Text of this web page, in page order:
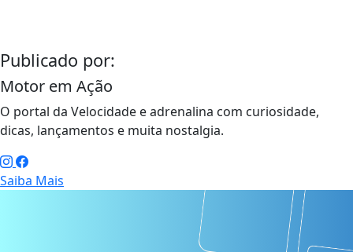
Publicado por:
Motor em Ação
O portal da Velocidade e adrenalina com curiosidade,
dicas, lançamentos e muita nostalgia.
Saiba Mais